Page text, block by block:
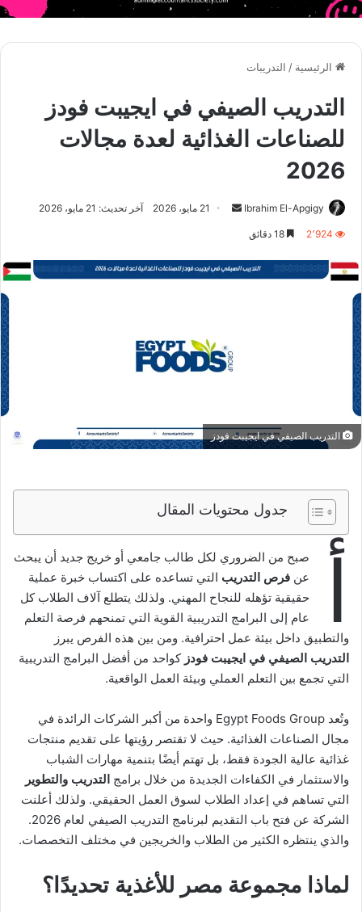
الرئيسية / التدريبات
التدريب الصيفي في ايجيبت فودز
للصناعات الغذائية لعدة مجالات
2026
Ibrahim El-Apgigy
أرسل
21 مايو، 2026 آخر تحديث: 21 مايو، 2026
2٬924
التدريب الصيفي في ايجيبت فودز
جدول محتويات المقال
أ
صبح من الضروري لكل طالب جامعي أو خريج جديد أن يبحث
عن فرص التدريب التي تساعده على اكتساب خبرة عملية
حقيقية تؤهله للنجاح المهني. ولذلك يتطلع آلاف الطلاب كل
عام إلى البرامج التدريبية القوية التي تمنحهم فرصة التعلم
والتطبيق داخل بيئة عمل احترافية. ومن بين هذه الفرص يبرز
التدريب الصيفي في ايجيبت فودز كواحد من أفضل البرامج التدريبية
التي تجمع بين التعلم العملي وبيئة العمل الواقعية.
وتُعد Egypt Foods Group واحدة من أكبر الشركات الرائدة في
مجال الصناعات الغذائية. حيث لا تقتصر رؤيتها على تقديم منتجات
غذائية عالية الجودة فقط، بل تهتم أيضًا بتنمية مهارات الشباب
والاستثمار في الكفاءات الجديدة من خلال برامج التدريب والتطوير
التي تساهم في إعداد الطلاب لسوق العمل الحقيقي. ولذلك أعلنت
الشركة عن فتح باب التقديم لبرنامج التدريب الصيفي لعام 2026.
والذي ينتظره الكثير من الطلاب والخريجين في مختلف التخصصات.
لماذا مجموعة مصر للأغذية تحديدًا؟